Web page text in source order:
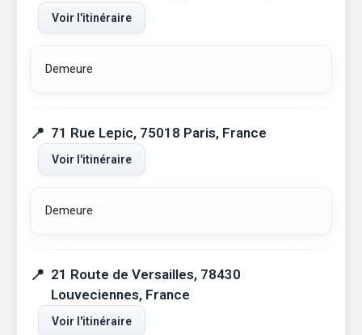
Voir l'itinéraire
Demeure
71 Rue Lepic, 75018 Paris, France
Voir l'itinéraire
Demeure
21 Route de Versailles, 78430
Louveciennes, France
Voir l'itinéraire